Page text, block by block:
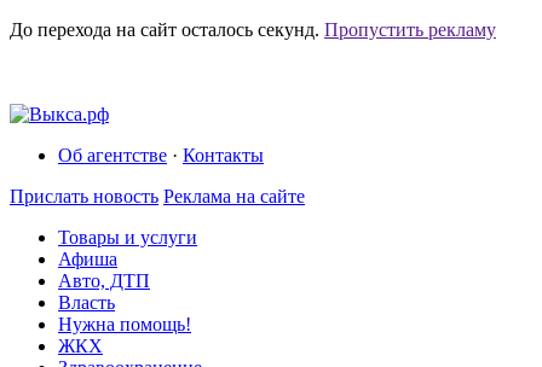
До перехода на сайт осталось секунд. Пропустить рекламу
Об агентстве · Контакты
Прислать новость Реклама на сайте
Товары и услуги
Афиша
Авто, ДТП
Власть
Нужна помощь!
ЖКХ